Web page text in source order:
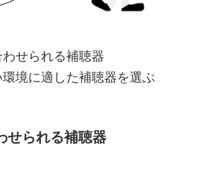
せられる補聴器
境に適した補聴器を選ぶ
せられる補聴器